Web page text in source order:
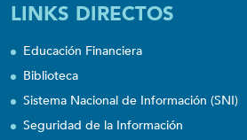
LINKS DIRECTOS
Educación Financiera
Biblioteca
Sistema Nacional de Información (SNI)
Seguridad de la Información